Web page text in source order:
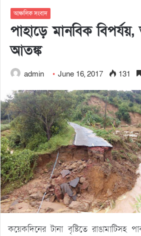
আঞ্চলিক সংবাদ
পাহাড়ে মানবিক
আতঙ্ক
admin June 16, 2017 131
কয়েকদিনের টানা বৃষ্টিতে রাঙামাটিসহ